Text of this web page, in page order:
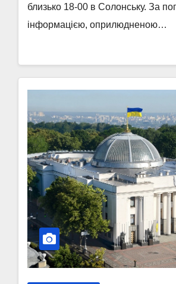
близько 18-00 в Солонську. За
інформацією, оприлюдненою…